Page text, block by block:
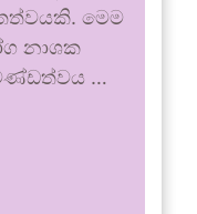
මෙම
නාශක
…